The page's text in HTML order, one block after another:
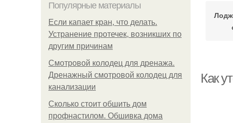
Популярные материалы
Если капает кран, что делать.
Устранение протечек, возникших по
другим причинам
Смотровой колодец для дренажа.
Дренажный смотровой колодец для
канализации
Сколько стоит обшить дом
профнастилом. Обшивка дома
Как